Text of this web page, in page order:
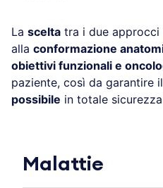
La scelta tra i due
alla conformazione
obiettivi funzionali e
paziente, così da garantire il
possibile in totale
Malattie